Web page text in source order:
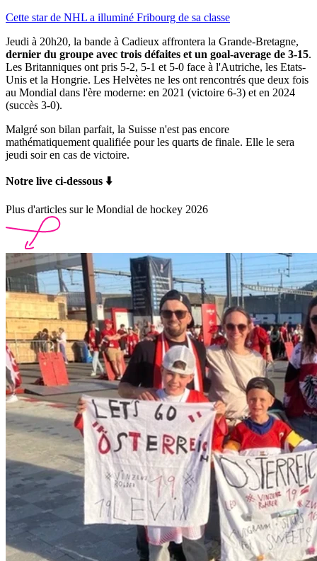
Cette star de NHL a illuminé Fribourg de sa classe
Jeudi à 20h20, la bande à Cadieux affrontera la Grande-Bretagne,
dernier du groupe avec trois défaites et un goal-average de 3-15.
Les Britanniques ont pris 5-2, 5-1 et 5-0 face à l'Autriche, les Etats-
Unis et la Hongrie. Les Helvètes ne les ont rencontrés que deux fois
au Mondial dans l'ère moderne: en 2021 (victoire 6-3) et en 2024
(succès 3-0).
Malgré son bilan parfait, la Suisse n'est pas encore
mathématiquement qualifiée pour les quarts de finale. Elle le sera
jeudi soir en cas de victoire.
Notre live ci-dessous ⬇️
Plus d'articles sur le Mondial de hockey 2026